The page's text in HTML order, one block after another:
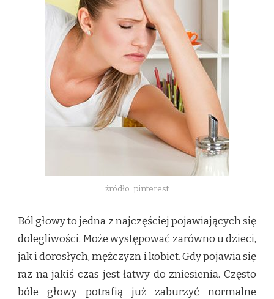
źródło: pinterest
Ból głowy to jedna z najczęściej pojawiających się
dolegliwości. Może występować zarówno u dzieci,
jak i dorosłych, mężczyzn i kobiet. Gdy pojawia się
raz na jakiś czas jest łatwy do zniesienia. Często
bóle głowy potrafią już zaburzyć normalne